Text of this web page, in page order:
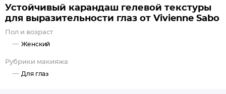
Устойчивый карандаш гелевой текстуры
для выразительности глаз от Vivienne Sabo
Пол и возраст
Женский
Рубрики макияжа
Для глаз